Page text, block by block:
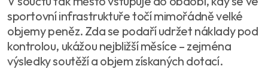
sportovní infrastruktuře točí mimořádně velké
objemy peněz. Zda se podaří udržet náklady pod
kontrolou, ukážou nejbližší měsíce – zejména
výsledky soutěží a objem získaných dotací.